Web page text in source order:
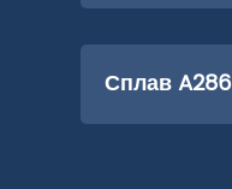
Сплав A286